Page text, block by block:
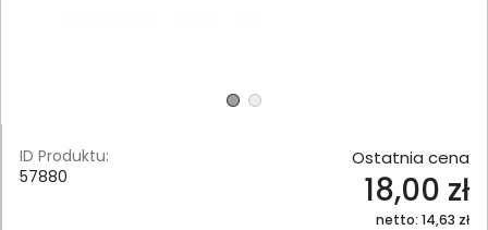
ID Produktu:
57880
Ostatnia cena
18,00 zł
netto: 14,63 zł